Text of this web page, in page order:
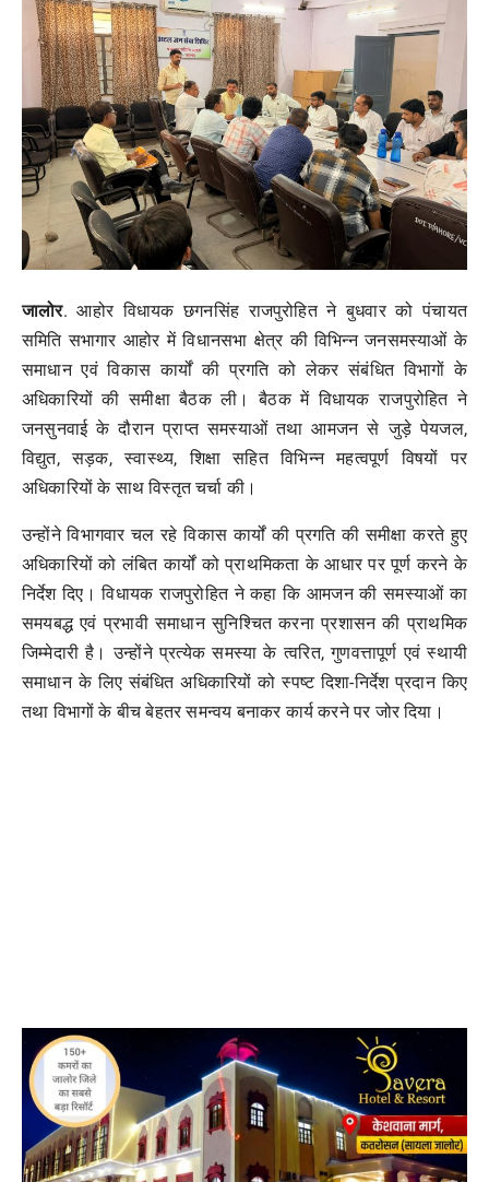
व्यापार
सामाजिक गतिविधि
अपराध
विशेष
जालोर. आहोर विधायक छगनसिंह राजपुरोहित ने बुधवार को पंचायत
समिति सभागार आहोर में विधानसभा क्षेत्र की विभिन्न जनसमस्याओं के
समाधान एवं विकास कार्यों की प्रगति को लेकर संबंधित विभागों के
अधिकारियों की समीक्षा बैठक ली। बैठक में विधायक राजपुरोहित ने
जनसुनवाई के दौरान प्राप्त समस्याओं तथा आमजन से जुड़े पेयजल,
विद्युत, सड़क, स्वास्थ्य, शिक्षा सहित विभिन्न महत्वपूर्ण विषयों पर
अधिकारियों के साथ विस्तृत चर्चा की।
उन्होंने विभागवार चल रहे विकास कार्यों की प्रगति की समीक्षा करते हुए
अधिकारियों को लंबित कार्यों को प्राथमिकता के आधार पर पूर्ण करने के
निर्देश दिए। विधायक राजपुरोहित ने कहा कि आमजन की समस्याओं का
समयबद्ध एवं प्रभावी समाधान सुनिश्चित करना प्रशासन की प्राथमिक
जिम्मेदारी है। उन्होंने प्रत्येक समस्या के त्वरित, गुणवत्तापूर्ण एवं स्थायी
समाधान के लिए संबंधित अधिकारियों को स्पष्ट दिशा-निर्देश प्रदान किए
तथा विभागों के बीच बेहतर समन्वय बनाकर कार्य करने पर जोर दिया।